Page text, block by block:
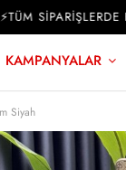
SİPARİŞLERDE
KAMPANYALAR
Siyah